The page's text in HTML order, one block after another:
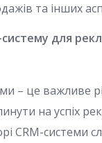
та інших
для
– це важливе
на успіх
CRM-системи